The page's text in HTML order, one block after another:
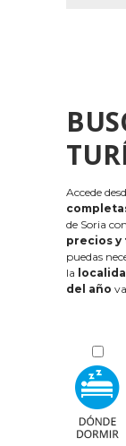
Accede
de Soria con
precios y
puedas
la
del año